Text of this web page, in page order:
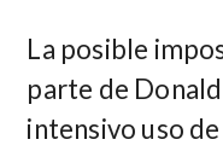
La posible
parte de
intensivo uso